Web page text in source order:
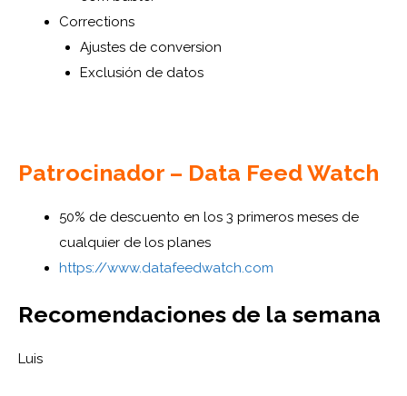
Corrections
Ajustes de conversion
Exclusión de datos
Patrocinador – Data Feed Watch
50% de descuento en los 3 primeros meses de
cualquier de los planes
https://www.datafeedwatch.com
Recomendaciones de la semana
Luis